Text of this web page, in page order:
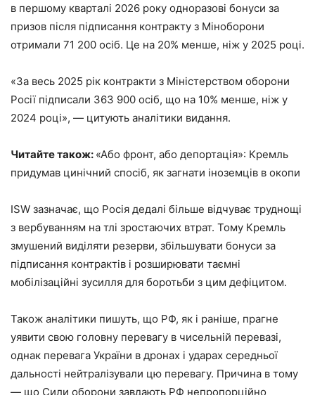
в першому кварталі 2026 року одноразові бонуси за
призов після підписання контракту з Міноборони
отримали 71 200 осіб. Це на 20% менше, ніж у 2025 році.
«За весь 2025 рік контракти з Міністерством оборони
Росії підписали 363 900 осіб, що на 10% менше, ніж у
2024 році», — цитують аналітики видання.
Читайте також: «Або фронт, або депортація»: Кремль
придумав цинічний спосіб, як загнати іноземців в окопи
ISW зазначає, що Росія дедалі більше відчуває труднощі
з вербуванням на тлі зростаючих втрат. Тому Кремль
змушений виділяти резерви, збільшувати бонуси за
підписання контрактів і розширювати таємні
мобілізаційні зусилля для боротьби з цим дефіцитом.
Також аналітики пишуть, що РФ, як і раніше, прагне
уявити свою головну перевагу в чисельній перевазі,
однак перевага України в дронах і ударах середньої
дальності нейтралізували цю перевагу. Причина в тому
— що Сили оборони завдають РФ непропорційно